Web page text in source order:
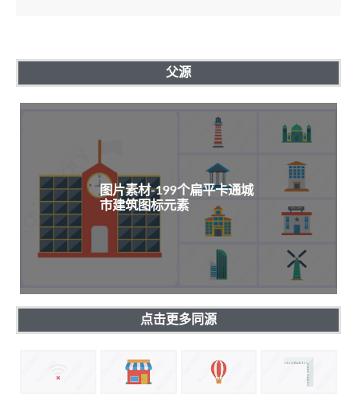
父源
图片素材-199个扁平卡通城
市建筑图标元素
点击更多同源